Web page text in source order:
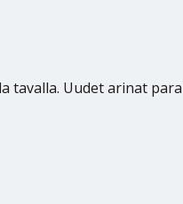
Uudet arinat